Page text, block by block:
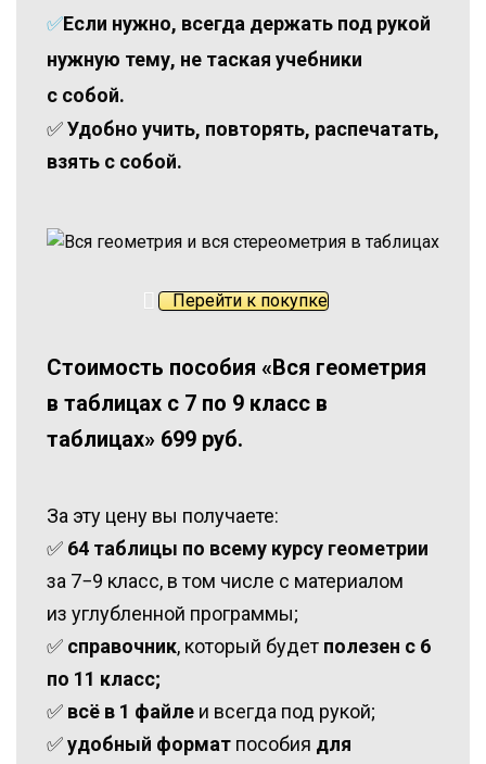
✅‌Если нужно, всегда держать под рукой
нужную тему, не таская учебники
с собой.
‌✅‌Удобно учить, повторять, распечатать,
взять с собой.
Перейти к покупке
Стоимость пособия «Вся геометрия
в таблицах с 7 по 9 класс в
таблицах» 699 руб.
За эту цену вы получаете:
✅ 64 таблицы по всему курсу геометрии
за 7−9 класс, в том числе с материалом
из углубленной программы;
✅ справочник, который будет полезен с 6
по 11 класс;
✅всё в 1 файле и всегда под рукой;
✅удобный форматпособия для